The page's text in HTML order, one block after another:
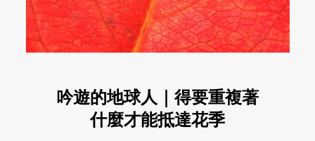
吟遊的地球人｜得要重複著
什麼才能抵達花季